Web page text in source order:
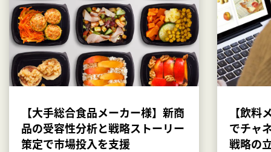
【大手総合食品メーカー様】新商
品の受容性分析と戦略ストーリー
策定で市場投入を支援
【飲料
でチャ
戦略の